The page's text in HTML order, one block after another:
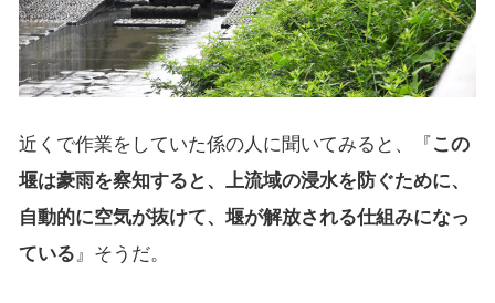
近くで作業をしていた係の人に聞いてみると、『この
堰は豪雨を察知すると、上流域の浸水を防ぐために、
自動的に空気が抜けて、堰が解放される仕組みになっ
ている 』そうだ。